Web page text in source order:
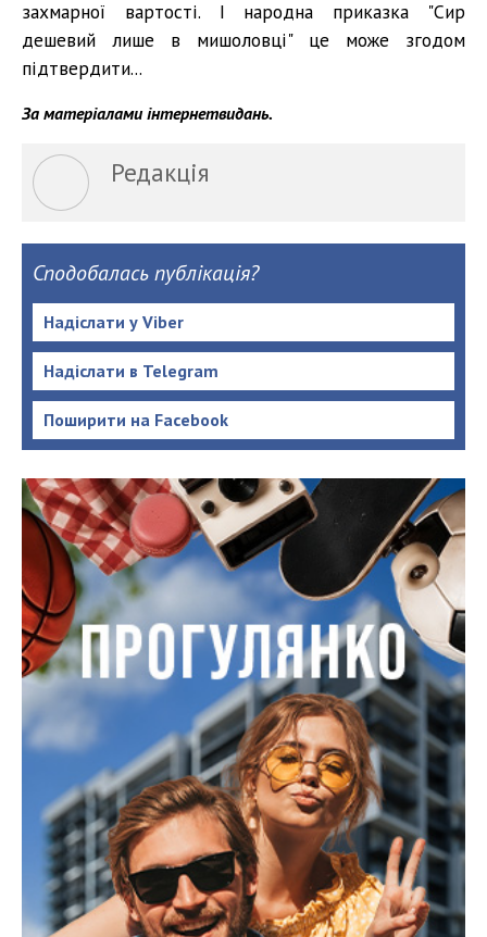
захмарної вартості. І народна приказка "Сир
дешевий лише в мишоловці" це може згодом
підтвердити...
За матеріалами інтернетвидань.
Редакція
Сподобалась публікація?
Надіслати у Viber
Надіслати в Telegram
Поширити на Facebook